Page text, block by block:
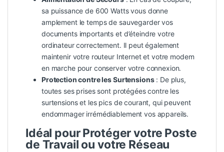
sa puissance de 600 Watts vous donne
amplement le temps de sauvegarder vos
documents importants et d’éteindre votre
ordinateur correctement. Il peut également
maintenir votre routeur Internet et votre modem
en marche pour conserver votre connexion.
Protection contre les Surtensions: De plus,
toutes ses prises sont protégées contre les
surtensions et les pics de courant, qui peuvent
endommager irrémédiablement vos appareils.
Idéal pour Protéger votre Poste
de Travail ou votre Réseau